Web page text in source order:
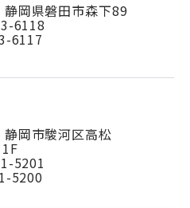
静岡県磐田市森下89
6118
6117
静岡市駿河区高松
5201
5200